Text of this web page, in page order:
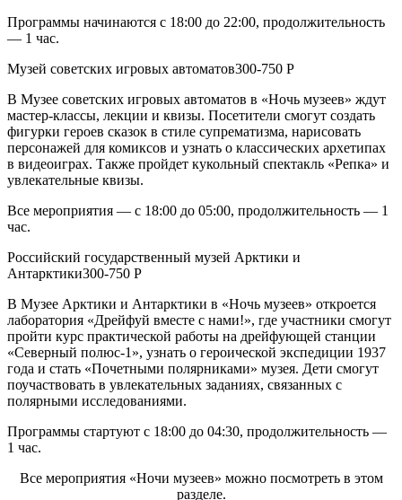
Программы начинаются с 18:00 до 22:00, продолжительность
— 1 час.
Музей советских игровых автоматов300-750 Р
В Музее советских игровых автоматов в «Ночь музеев» ждут
мастер-классы, лекции и квизы. Посетители смогут создать
фигурки героев сказок в стиле супрематизма, нарисовать
персонажей для комиксов и узнать о классических архетипах
в видеоиграх. Также пройдет кукольный спектакль «Репка» и
увлекательные квизы.
Все мероприятия — с 18:00 до 05:00, продолжительность — 1
час.
Российский государственный музей Арктики и
Антарктики300-750 Р
В Музее Арктики и Антарктики в «Ночь музеев» откроется
лаборатория «Дрейфуй вместе с нами!», где участники смогут
пройти курс практической работы на дрейфующей станции
«Северный полюс-1», узнать о героической экспедиции 1937
года и стать «Почетными полярниками» музея. Дети смогут
поучаствовать в увлекательных заданиях, связанных с
полярными исследованиями.
Программы стартуют с 18:00 до 04:30, продолжительность —
1 час.
Все мероприятия «Ночи музеев» можно посмотреть в этом
разделе.